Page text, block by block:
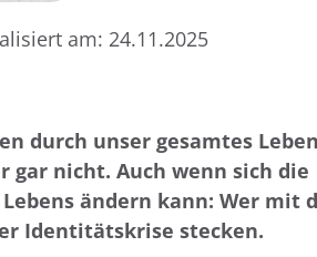
am: 24.11.2025
durch unser gesamtes
gar nicht. Auch wenn sich die
ändern kann: Wer mit
Identitätskrise stecken.